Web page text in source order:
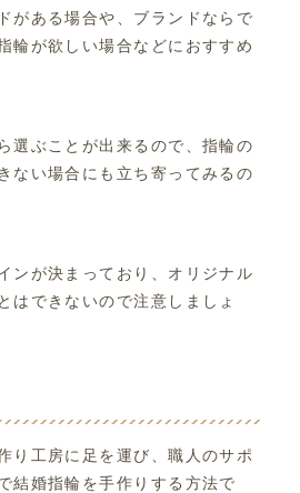
がある場合や、ブランドならで
輪が欲しい場合などにおすすめ
選ぶことが出来るので、指輪の
ない場合にも立ち寄ってみるの
ンが決まっており、オリジナル
はできないので注意しましょ
り工房に足を運び、職人のサポ
結婚指輪を手作りする方法で